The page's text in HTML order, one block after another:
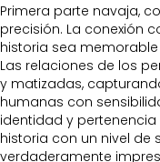
Primera parte navaja,
precisión. La conexión
historia sea
Las relaciones de los
y matizadas,
humanas con
identidad y
historia con un nivel de
verdaderamente